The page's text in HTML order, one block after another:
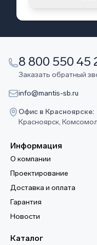
8 800 550 45
Заказать обратный
info@mantis-sb.ru
Офис в Красноярске:
Красноярск,
Информация
О компании
Проектирование
Доставка и оплата
Гарантия
Новости
Каталог